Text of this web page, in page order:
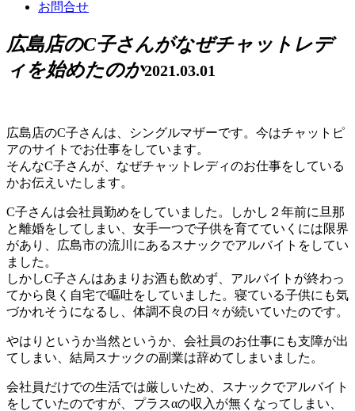
お問合せ
広島店のC子さんがなぜチャットレデ
ィを始めたのか2021.03.01
広島店のC子さんは、シングルマザーです。今はチャットピ
アのサイトでお仕事をしています。
そんなC子さんが、なぜチャットレディのお仕事をしている
かお伝えいたします。
C子さんは会社員勤めをしていました。しかし２年前に旦那
と離婚をしてしまい、女手一つで子供を育てていくには限界
があり、広島市の流川にあるスナックでアルバイトをしてい
ました。
しかしC子さんはあまりお酒も飲めず、アルバイトが終わっ
てから良く自宅で嘔吐をしていました。寝ている子供にも気
づかれそうになるし、体調不良の日々が続いていたのです。
やはりというか当然というか、会社員のお仕事にも支障が出
てしまい、結局スナックの副業は辞めてしまいました。
会社員だけでの生活では厳しいため、スナックでアルバイト
をしていたのですが、プラスαの収入が無くなってしまい、